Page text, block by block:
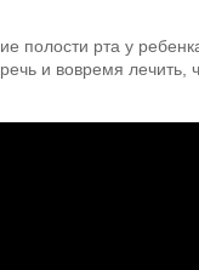
полости рта у
и вовремя лечить,